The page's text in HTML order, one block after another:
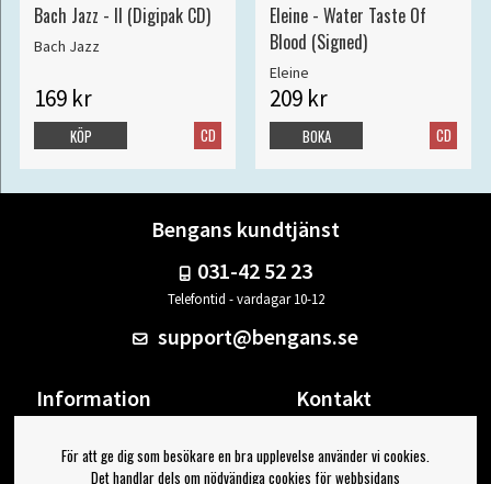
Bach Jazz - II (Digipak CD)
Bach Jazz
169 kr
CD
KÖP
Eleine - Water Taste Of
Blood (Signed)
Eleine
209 kr
CD
BOKA
Bengans kundtjänst
031-42 52 23
Telefontid - vardagar 10-12
support@bengans.se
Information
Om Bengans
Kontakt
Din sida
För att ge dig som besökare en bra upplevelse använder vi cookies.
Det handlar dels om nödvändiga cookies för webbsidans